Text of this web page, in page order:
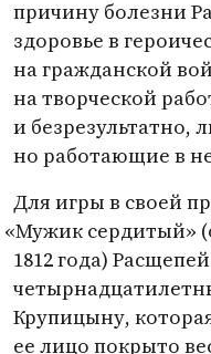
причину болезни
здоровье в
на гражданской
на творческой
и безрезультатно,
но работающие в
Для игры в своей
«Мужик сердитый» (
1812 года)
Крупицыну,
ее лицо покрыто